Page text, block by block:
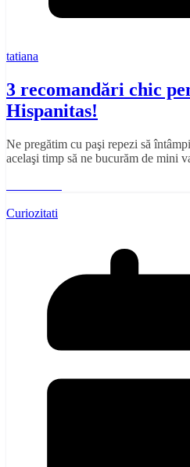
tatiana
3 recomandări chic
Hispanitas!
Ne pregătim cu paşi repezi să
acelaşi timp să ne bucurăm de mini
Curiozitati